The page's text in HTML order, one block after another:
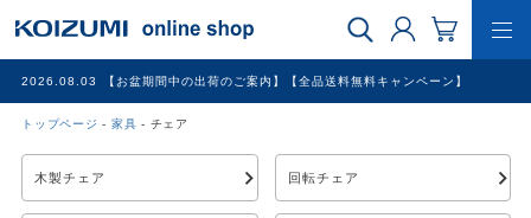
2026.08.03 【お盆期間中の出荷のご案内】【全品送料無料キャンペーン】
トップページ 家具 チェア
理美容家電
木製チェア 回転チェア